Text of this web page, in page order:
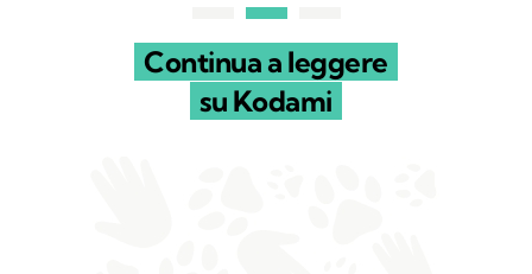
Continua a leggere
su Kodami